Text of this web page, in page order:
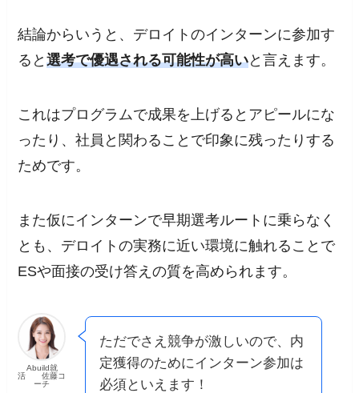
結論からいうと、デロイトのインターンに参加す
ると選考で優遇される可能性が高いと言えます。
これはプログラムで成果を上げるとアピールにな
ったり、社員と関わることで印象に残ったりする
ためです。
また仮にインターンで早期選考ルートに乗らなく
とも、デロイトの実務に近い環境に触れることで
ESや面接の受け答えの質を高められます。
Abuild就
活 佐藤コ
ーチ
ただでさえ競争が激しいので、内
定獲得のためにインターン参加は
必須といえます！